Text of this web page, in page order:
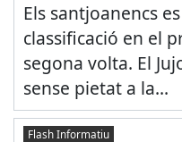
Els santjoanencs
classificació en el
segona volta. El
sense pietat a la...
Flash Informatiu